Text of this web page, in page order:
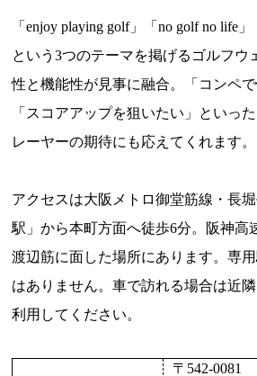
「enjoy playing golf」「no golf no life」
という3つのテーマを掲げるゴルフウ
性と機能性が見事に融合。「コンペで
「スコアアップを狙いたい」といっ
レーヤーの期待にも応えてくれます。
アクセスは大阪メトロ御堂筋線・長
駅」から本町方面へ徒歩6分。阪神高
渡辺筋に面した場所にあります。専
はありません。車で訪れる場合は近
利用してください。
〒542-0081